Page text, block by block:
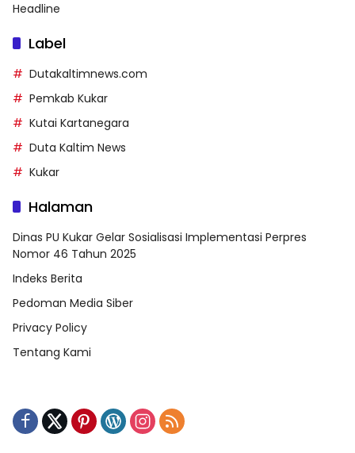
Headline
Label
Dutakaltimnews.com
Pemkab Kukar
Kutai Kartanegara
Duta Kaltim News
Kukar
Halaman
Dinas PU Kukar Gelar Sosialisasi Implementasi Perpres
Nomor 46 Tahun 2025
Indeks Berita
Pedoman Media Siber
Privacy Policy
Tentang Kami